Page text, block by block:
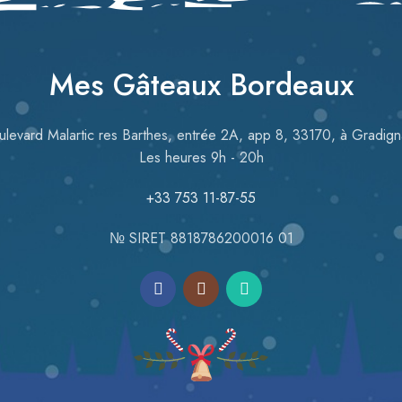
Mes Gâteaux Bordeaux
Malartic res Barthes, entrée 2A, app 8, 33170, à
Les heures 9h - 20h
+33 753 11-87-55
№ SIRET 8818786200016 01